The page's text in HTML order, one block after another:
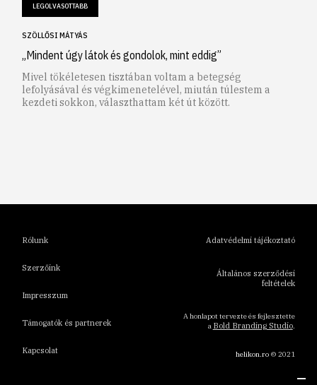
LEGOLVASOTTABB
SZÖLLŐSI MÁTYÁS
„Mindent úgy látok és gondolok, mint eddig”
Mivel tökéletesen tisztában voltam a betegség
lefolyásával és végkimenetelével, miután túlestem a
kezdeti sokkon, választhattam két út között.
Rólunk
Szerzőink
Impresszum
Támogatók és partnerek
Kapcsolat
Adatvédelmi tájékoztató
Általános szerződési
feltételek
A honlapot tervezte és fejlesztette
a Bold Branding Studio.
helikon.ro© 2021